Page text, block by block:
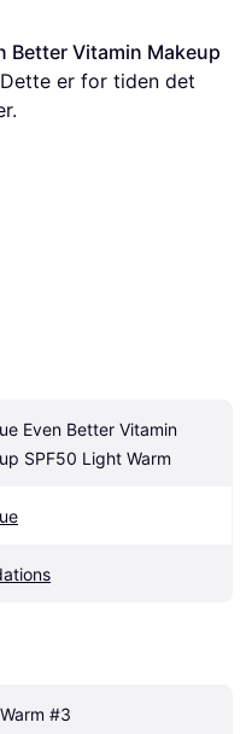
Better Vitamin Makeup
er for tiden det
Even Better Vitamin
SPF50 Light Warm
#3